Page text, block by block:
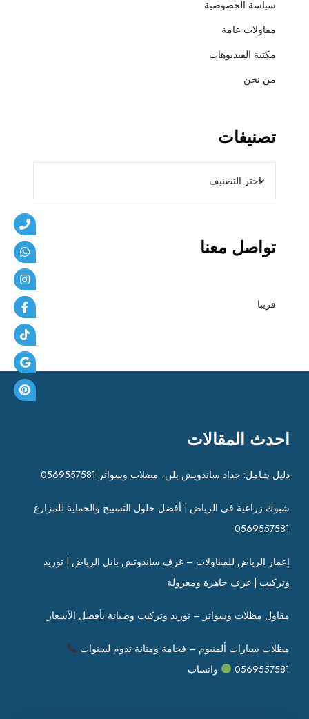
سياسة الخصوصية
مقاولات عامة
مكتبة الفيديوهات
من نحن
تصنيفات
تواصل معنا
قريبا
احدث المقالات
دليل شامل: حداد ساندويش بلن، مضلات وسواتر 0569557581
شبوك زراعية في الرياض | أفضل حلول التسييج والحماية للمزارع
0569557581
إعمار الرياض للمقاولات – غرف ساندوتش بانل الرياض | توريد
وتركيب | غرف جاهزة ومعزولة
مقاول مظلات وسواتر – توريد وتركيب وصيانة بأفضل الأسعار
مظلات سيارات ألمنيوم – فخامة ومتانة تدوم لسنوات
0569557581
واتساب